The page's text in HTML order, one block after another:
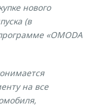
нового
(в
«OMODA
на все